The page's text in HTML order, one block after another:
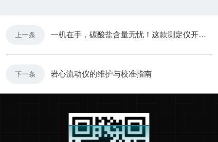
上一条 一机在手，碳酸盐含量无忧！这款测定仪开启便捷测量新时代
下一条 岩心流动仪的维护与校准指南